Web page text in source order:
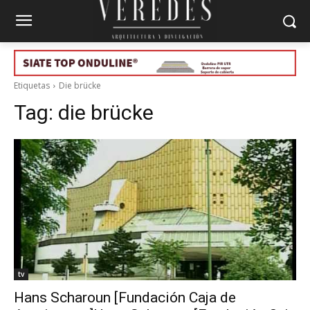
Etiquetas Die brücke
Tag: die brücke
tv
Hans Scharoun [Fundación Caja de